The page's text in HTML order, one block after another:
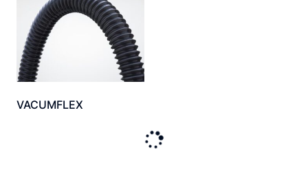
VACUMFLEX